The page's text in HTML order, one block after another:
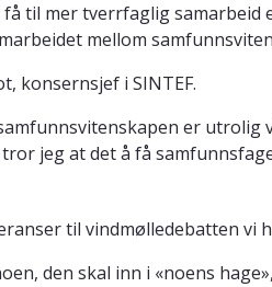
få til mer tverrfaglig
mellom
konsernsjef i SINTEF.
er
jeg at det å få
til vindmølledebatten vi
den skal inn i «noens